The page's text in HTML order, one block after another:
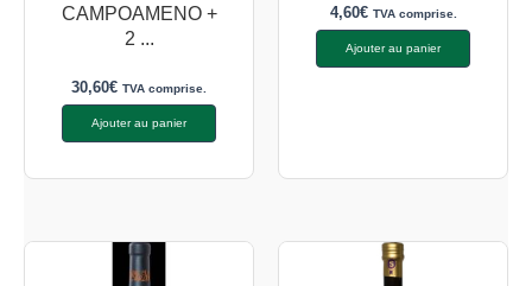
CAMPOAMENO +
2 ...
30,60€ TVA comprise.
Ajouter au panier
4,60€ TVA comprise.
Ajouter au panier